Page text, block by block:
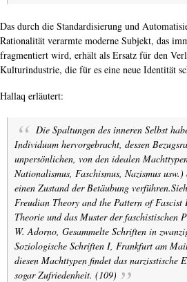
Das durch die Standardisierung und
Rationalität verarmte moderne Subjekt, das
fragmentiert wird, erhält als Ersatz für den
Kulturindustrie, die für es eine neue Identität
Hallaq erläutert:
Die Spaltungen des inneren Selbst
Individuum hervorgebracht, dessen
unpersönlichen, von den idealen
Nationalismus, Faschismus, Nazismus
einen Zustand der Betäubung verführen.
Freudian Theory and the Pattern of Fascist
Theorie und das Muster der faschistischen
W. Adorno, Gesammelte Schriften in
Soziologische Schriften I, Frankfurt am
diesen Machttypen findet das narzisstische
sogar Zufriedenheit. (109)